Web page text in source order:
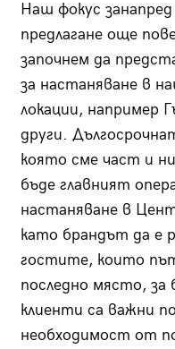
Наш фокус
предлагане още
започнем да
за настаняване в
локации, например
други.
която сме част и
бъде главният
настаняване в
като брандът да е
гостите, които
последно място, за
клиенти са важни
необходимост от